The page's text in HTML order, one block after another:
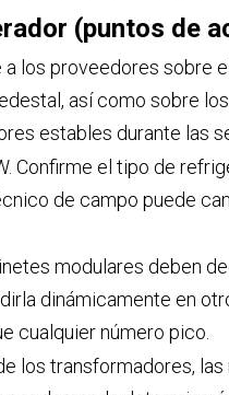
(puntos de
los proveedores sobre
así como sobre
estables durante las
Confirme el tipo de
de campo puede
modulares deben
dinámicamente en
cualquier número pico.
los transformadores,